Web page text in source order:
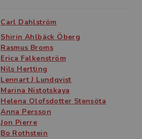
Carl Dahlström
Shirin Ahlbäck Öberg
Rasmus Broms
Erica Falkenström
Nils Hertting
Lennart J Lundqvist
Marina Nistotskaya
Helena Olofsdotter Stensöta
Anna Persson
Jon Pierre
Bo Rothstein